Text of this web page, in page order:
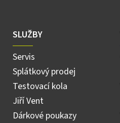
SLUŽBY
Servis
Splátkový prodej
Testovací kola
Jiří Vent
Dárkové poukazy